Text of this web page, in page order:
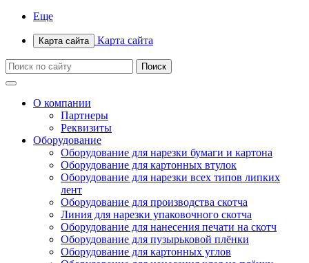
Еще
Карта сайта Карта сайта
О компании
Партнеры
Реквизиты
Оборудование
Оборудование для нарезки бумаги и картона
Оборудование для картонных втулок
Оборудование для нарезки всех типов липких
лент
Оборудование для производства скотча
Линия для нарезки упаковочного скотча
Оборудование для нанесения печати на скотч
Оборудование для пузырьковой плёнки
Оборудование для картонных углов